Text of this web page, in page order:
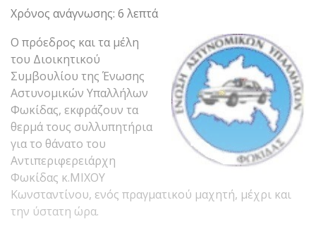
Χρόνος ανάγνωσης: 6 λεπτά
Ο πρόεδρος και τα μέλη
του Διοικητικού
Συμβουλίου της Ένωσης
Αστυνομικών Υπαλλήλων
Φωκίδας, εκφράζουν τα
θερμά τους συλλυπητήρια
για το θάνατο του
Αντιπεριφερειάρχη
Φωκίδας κ.ΜΙΧΟΥ
Κωνσταντίνου, ενός πραγματικού μαχητή, μέχρι και
την ύστατη ώρα.